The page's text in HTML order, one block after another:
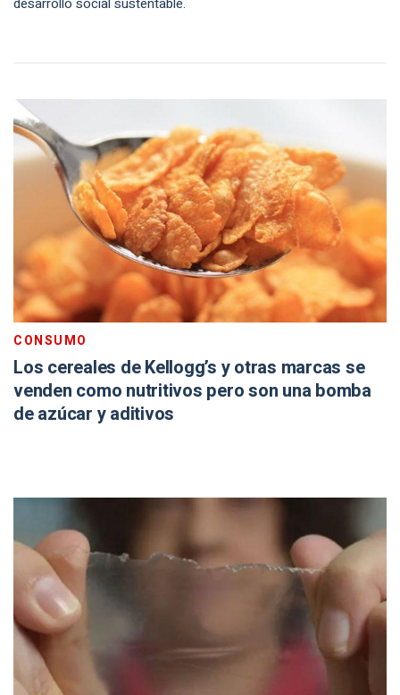
CONSUMO
Los cereales de Kellogg’s y otras marcas se
venden como nutritivos pero son una bomba
de azúcar y aditivos